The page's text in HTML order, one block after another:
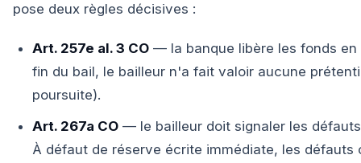
pose deux règles décisives :
Art. 257e al. 3 CO — la banque libère les fonds
fin du bail, le bailleur n'a fait valoir aucune
poursuite).
Art. 267a CO — le bailleur doit signaler les
À défaut de réserve écrite immédiate, les